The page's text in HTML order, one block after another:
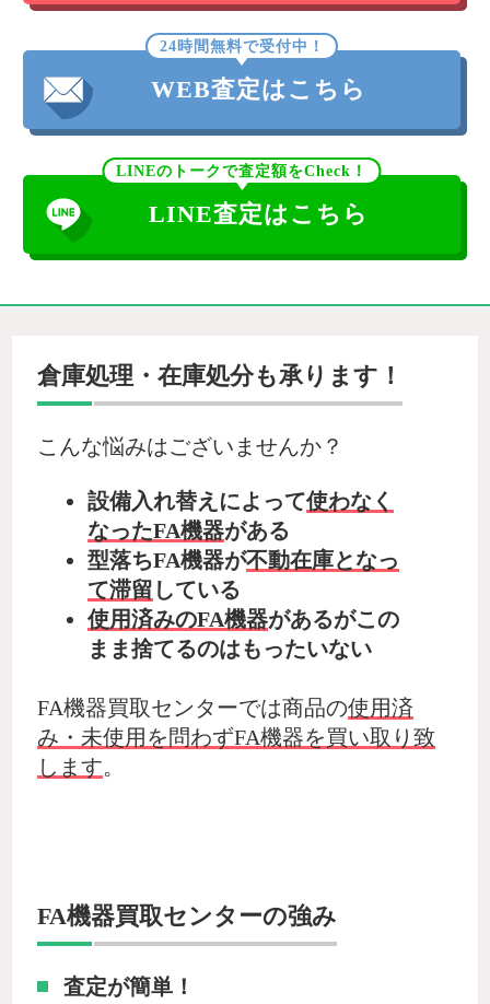
24時間無料で受付中！
WEB査定はこちら
LINEのトークで査定額をCheck！
LINE査定はこちら
倉庫処理・在庫処分も承ります！
こんな悩みはございませんか？
設備入れ替えによって使わなく
なったFA機器がある
型落ちFA機器が不動在庫となっ
て滞留 している
使用済みのFA機器があるがこの
まま捨てるのはもったいない
FA機器買取センターでは商品の使用済
み・未使用を問わずFA機器を買い取り致
します。
FA機器買取センターの強み
査定が簡単！